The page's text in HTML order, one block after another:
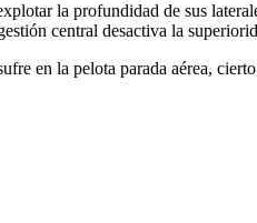
la profundidad de sus
central desactiva la
en la pelota parada aérea,